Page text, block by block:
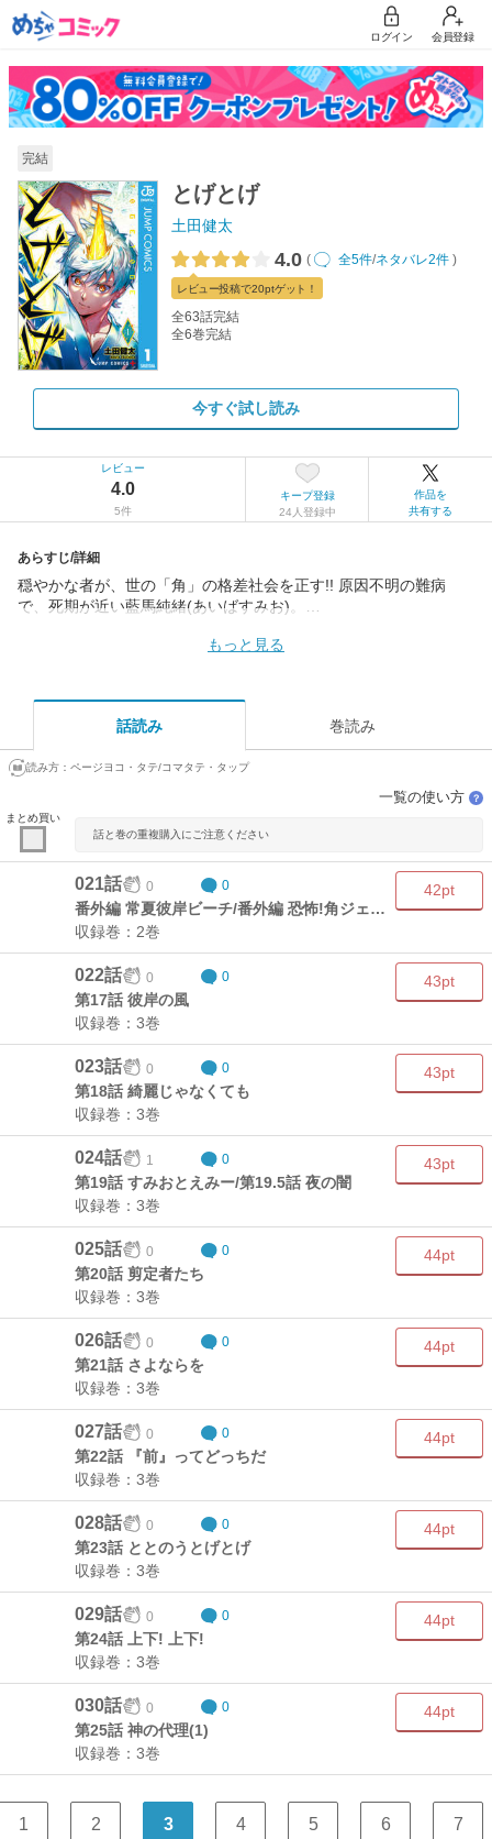
ログイン 会員登録
完結
とげとげ
土田健太
4.0 ( 全5件/ネタバレ2件 )
レビュー投稿で20ptゲット！
全63話完結
全6巻完結
今すぐ試し読み
レビュー
4.0
5件
キープ登録
24人登録中
作品を
共有する
あらすじ/詳細
穏やかな者が、世の「角」の格差社会を正す!! 原因不明の難病
で、死期が近い藍馬純緒(あいばすみお)。…
もっと見る
話読み 巻読み
読み方： ページヨコ・タテ/コマタテ・タップ
まとめ買い
一覧の使い方 ？
話と巻の重複購入にご注意ください
021話 0 0
番外編 常夏彼岸ビーチ/番外編 恐怖!角ジェンガ
収録巻：2巻
42pt
022話 0 0
第17話 彼岸の風
収録巻：3巻
43pt
023話 0 0
第18話 綺麗じゃなくても
収録巻：3巻
43pt
024話 1 0
第19話 すみおとえみー/第19.5話 夜の闇
収録巻：3巻
43pt
025話 0 0
第20話 剪定者たち
収録巻：3巻
44pt
026話 0 0
第21話 さよならを
収録巻：3巻
44pt
027話 0 0
第22話 『前』ってどっちだ
収録巻：3巻
44pt
028話 0 0
第23話 ととのうとげとげ
収録巻：3巻
44pt
029話 0 0
第24話 上下! 上下!
収録巻：3巻
44pt
030話 0 0
第25話 神の代理(1)
収録巻：3巻
44pt
1 2 3 4 5 6 7